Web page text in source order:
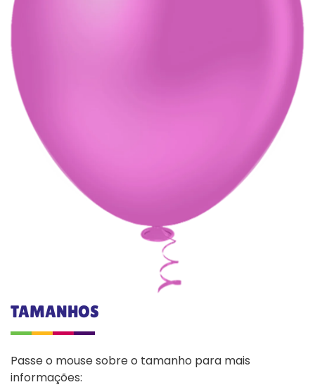
TAMANHOS
Passe o mouse sobre o tamanho para mais
informações: